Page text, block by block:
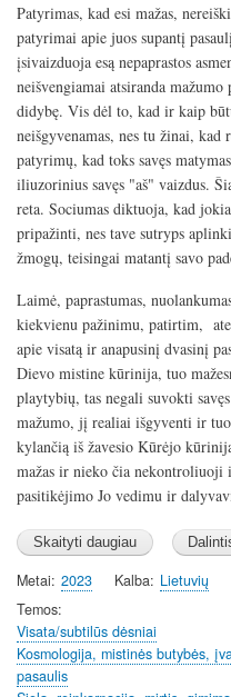
Patyrimas, kad esi mažas,
patyrimai apie juos supantį
įsivaizduoja esą nepaprastos
neišvengiamai atsiranda
didybę. Vis dėl to, kad ir kaip
neišgyvenamas, nes tu žinai,
patyrimų, kad toks savęs
iliuzorinius savęs "aš" vaizdus.
reta. Sociumas diktuoja, kad
pripažinti, nes tave sutryps
žmogų, teisingai matantį savo
Laimė, paprastumas,
kiekvienu pažinimu, patirtim,
apie visatą ir anapusinį dvasinį
Dievo mistine kūrinija, tuo
playtybių, tas negali suvokti
mažumo, jį realiai išgyventi ir
kylančią iš žavesio Kūrėjo
mažas ir nieko čia nekontroliuoji
pasitikėjimo Jo vedimu ir
Metai 2023 Kalba Lietuvių
Temos
Visata/subtilūs dėsniai
Kosmologija, mistinės butybės,
pasaulis